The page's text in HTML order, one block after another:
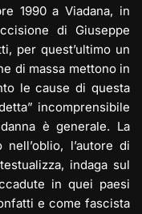
1990 a Viadana, in
di Giuseppe
per quest’ultimo un
di massa mettono in
le cause di questa
incomprensibile
è generale. La
l’autore di
indaga sul
in quei paesi
e come fascista